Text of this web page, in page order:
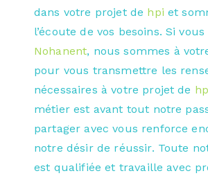
dans votre projet de hpi et
l’écoute de vos besoins. Si
Nohanent, nous sommes à
pour vous transmettre les
nécessaires à votre projet de
métier est avant tout notre
partager avec vous renforce
notre désir de réussir. Toute
est qualifiée et travaille avec